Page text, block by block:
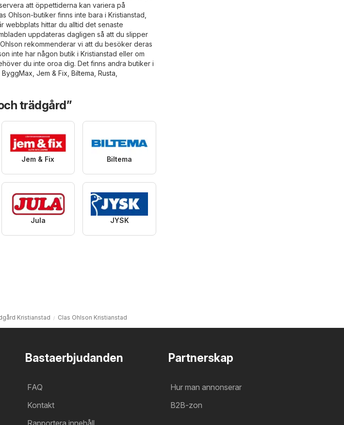
att öppettiderna kan variera på
Ohlson-butiker finns inte bara i Kristianstad,
webbplats hittar du alltid det senaste
uppdateras dagligen så att du slipper
rekommenderar vi att du besöker deras
inte har någon butik i Kristianstad eller om
du inte oroa dig. Det finns andra butiker i
ByggMax Jem & Fix Biltema Rusta
trädgård”
Jem & Fix Biltema
Jula JYSK
Kristianstad Clas Ohlson Kristianstad
Bastaerbjudanden
FAQ
Kontakt
Rapportera innehåll
Partnerskap
Hur man annonserar
B2B-zon